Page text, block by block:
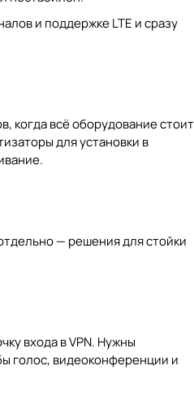
и поддержке LTE и сразу
когда всё оборудование стоит
для установки в
— решения для стойки
входа в VPN. Нужны
голос, видеоконференции и